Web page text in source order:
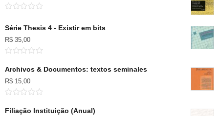
Série Thesis 4 - Existir em bits
R$ 35,00
Archivos & Documentos: textos seminales
R$ 15,00
Filiação Instituição (Anual)